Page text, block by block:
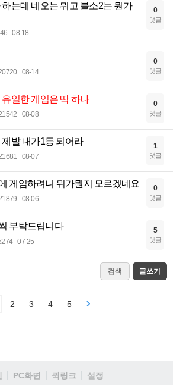
는데 네오는 뭐고 블소2는 뭔가
08-18
0
댓글
08-14
0
댓글
일한 게임은 딱 하나
08-08
0
댓글
발 내가1등 되어라
08-07
1
댓글
게임하려니 뭐가뭔지 모르겠네요
08-06
0
댓글
부탁드립니다
07-25
5
댓글
검색 글쓰기
2 3 4 5
PC화면 퀵링크
설정